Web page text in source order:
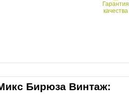
Гарантия
качества
Бирюза Винтаж: